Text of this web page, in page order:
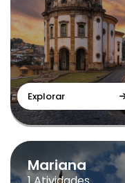
Explorar
Mariana